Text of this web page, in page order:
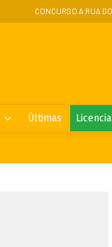
CONCURSO A RUA
Últimas